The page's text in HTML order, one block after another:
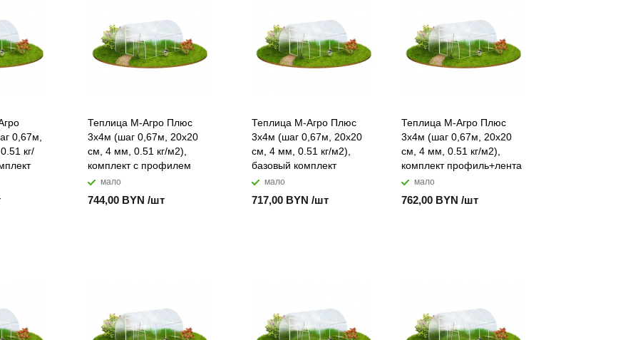
0,67м,
кг/
Теплица М-Агро Плюс
3x4м (шаг 0,67м, 20x20
см, 4 мм, 0.51 кг/м2),
комплект с профилем
мало
744,00 BYN /шт
Теплица М-Агро Плюс
3x4м (шаг 0,67м, 20x20
см, 4 мм, 0.51 кг/м2),
базовый комплект
мало
717,00 BYN /шт
Теплица М-Агро Плюс
3x4м (шаг 0,67м, 20x20
см, 4 мм, 0.51 кг/м2),
комплект профиль+лента
мало
762,00 BYN /шт